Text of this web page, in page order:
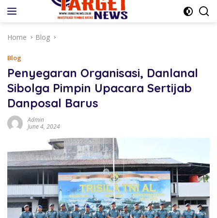
Home
Blog
Blog
Penyegaran Organisasi, Danlanal
Sibolga Pimpin Upacara Sertijab
Danposal Barus
Admin
June 4, 2024